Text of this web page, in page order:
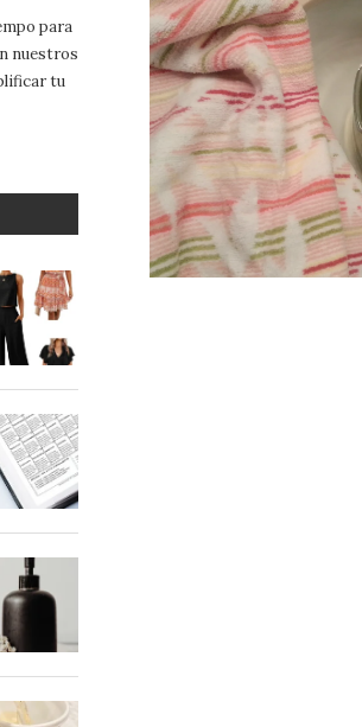
para
nuestros
tu